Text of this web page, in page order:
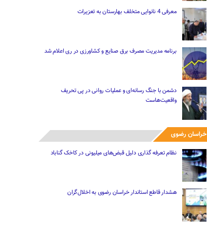
معرفی 4 نانوایی متخلف بهارستان به تعزیرات
برنامه مدیریت مصرف برق صنایع و کشاورزی در ری اعلام شد
دشمن با جنگ رسانه‌ای و عملیات روانی در پی تحریف
واقعیت‌هاست
خراسان رضوی
نظام تعرفه گذاری دلیل قبض‌های میلیونی در کاخک گناباد
هشدار قاطع استاندار خراسان رضوی به اخلال‌گران